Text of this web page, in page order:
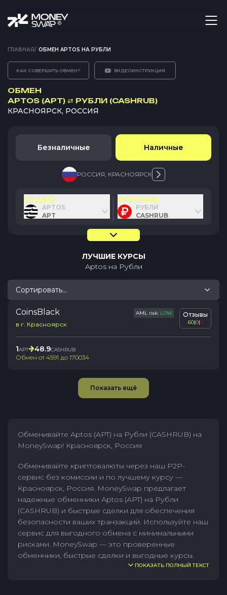
ГЛАВНАЯ/ ОБМЕН APTOS НА РУБЛИ
КАК СОВЕРШИТЬ ОБМЕН? ВИДЕОИНСТРУКЦИЯ
ОБМЕН
APTOS (APT) ⇄ РУБЛИ (CASHRUB)
КРАСНОЯРСК, РОССИЯ
Безналичные Наличные
РОССИЯ, КРАСНОЯРСК
ОТДАЮ
APTOS
APT
ПОЛУЧАЮ
РУБЛИ
CASHRUB
ЛУЧШИЕ КУРСЫ
Aptosна Рубли
Сортировать...
CoinsBlack AML risk: LOW
в г. Красноярск
Отзывы
60|0|0
1APT 48.9CASHRUB
Обмен от4591 до 170034
Показать ещё
Обменивайте Aptos (APT) на Рубли (CASHRUB) на
MoneySwap! Красноярск, Россия
Обменивайте криптовалюты через наш P2P-
сервис без комиссии и по лучшему курсу —
Красноярск, Россия. MoneySwap предлагает
надежные обменники Aptos (APT) на Рубли
(CASHRUB) и быстрые сделки для обеспечения
безопасности ваших транзакций. Используйте наш
сервис для выгодного обмена с минимальными
рисками. MoneySwap — это проверенные
обменники, быстрые сделки и выгодные курсы.
ПОКАЗАТЬ ПОЛНЫЙ ТЕКСТ